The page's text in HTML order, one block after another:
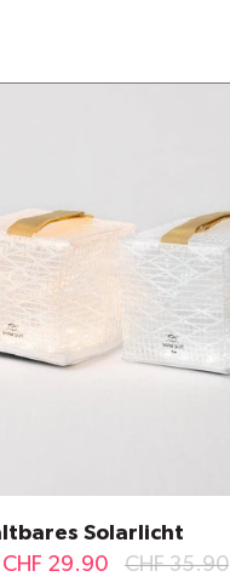
Solarlicht
CHF 29.90 CHF 35.90